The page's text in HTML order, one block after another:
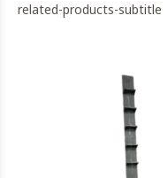
related-products-subtitle